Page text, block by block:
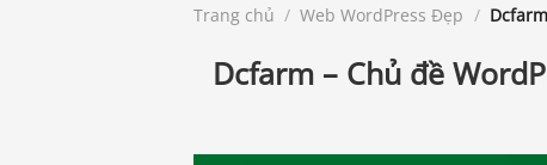
Trang chủ / Web WordPress Đẹp /
Dcfarm – Chủ đề